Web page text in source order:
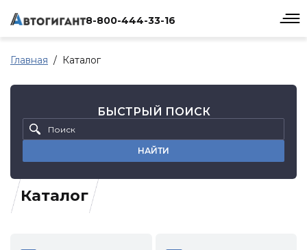
8-800-444-33-16
Главная Каталог
Каталог
БЫСТРЫЙ ПОИСК
НАЙТИ